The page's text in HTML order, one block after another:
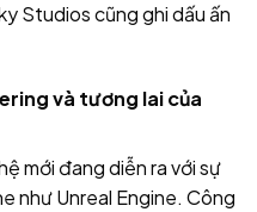
Studios cũng ghi dấu ấn
và tương lai của
mới đang diễn ra với sự
như Unreal Engine. Công